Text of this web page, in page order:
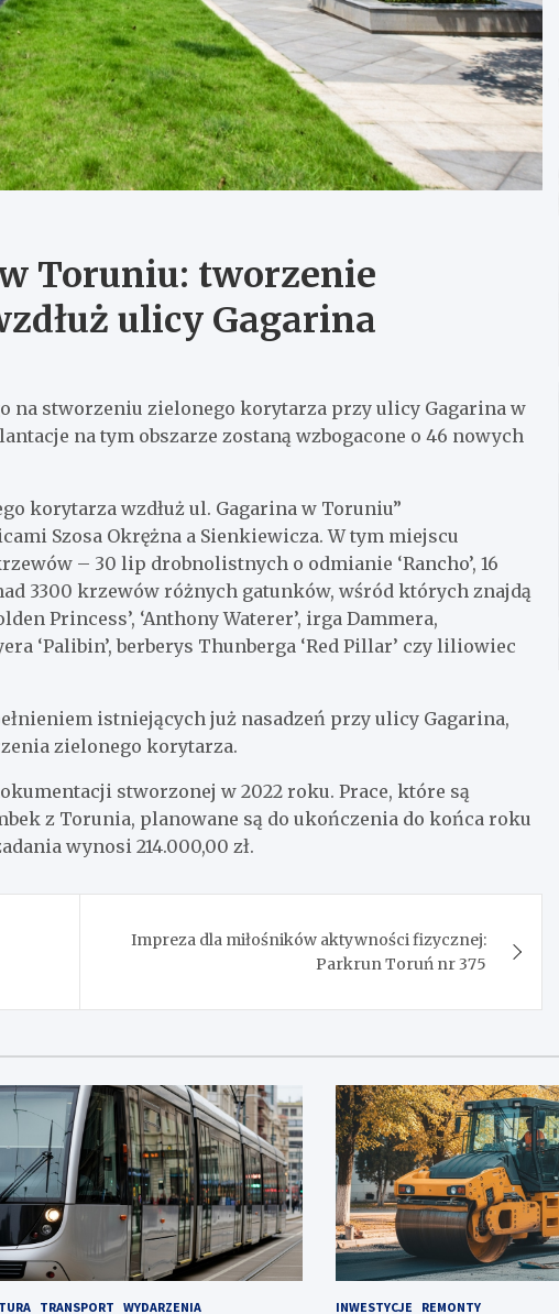
Toruniu: tworzenie
ulicy Gagarina
na stworzeniu zielonego korytarza przy ulicy Gagarina w
na tym obszarze zostaną wzbogacone o 46 nowych
korytarza wzdłuż ul. Gagarina w Toruniu”
Szosa Okrężna a Sienkiewicza. W tym miejscu
– 30 lip drobnolistnych o odmianie ‘Rancho’, 16
3300 krzewów różnych gatunków, wśród których znajdą
Princess’, ‘Anthony Waterer’, irga Dammera,
‘Palibin’, berberys Thunberga ‘Red Pillar’ czy liliowiec
istniejących już nasadzeń przy ulicy Gagarina,
zielonego korytarza.
stworzonej w 2022 roku. Prace, które są
z Torunia, planowane są do ukończenia do końca roku
wynosi 214.000,00 zł.
Impreza dla miłośników aktywności fizycznej:
Parkrun Toruń nr 375
TRANSPORT WYDARZENIA INWESTYCJE REMONTY